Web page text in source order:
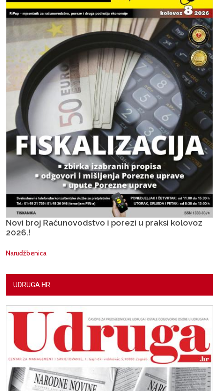
Novi broj Računovodstvo i porezi u praksi kolovoz
2026.!
Narudžbenica
UDRUGA.HR